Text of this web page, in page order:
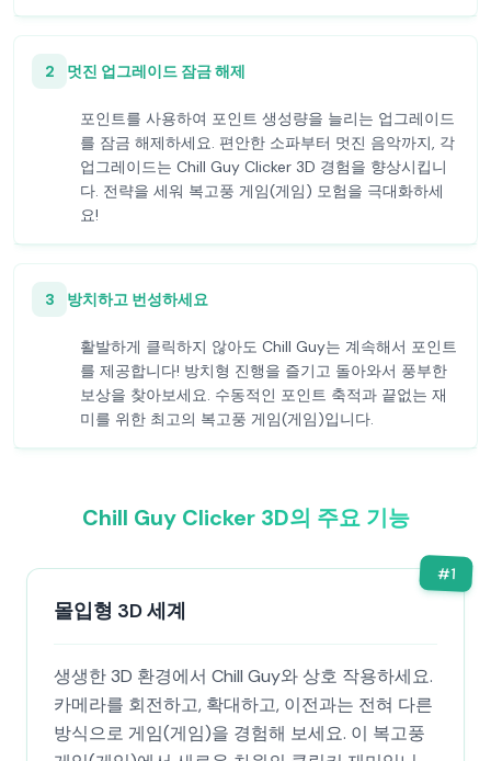
2 멋진 업그레이드 잠금 해제
포인트를 사용하여 포인트 생성량을 늘리는 업그레이드
를 잠금 해제하세요. 편안한 소파부터 멋진 음악까지, 각
업그레이드는 Chill Guy Clicker 3D 경험을 향상시킵니
다. 전략을 세워 복고풍 게임(게임) 모험을 극대화하세
요!
3 방치하고 번성하세요
활발하게 클릭하지 않아도 Chill Guy는 계속해서 포인트
를 제공합니다! 방치형 진행을 즐기고 돌아와서 풍부한
보상을 찾아보세요. 수동적인 포인트 축적과 끝없는 재
미를 위한 최고의 복고풍 게임(게임)입니다.
Chill Guy Clicker 3D의 주요 기능
#1
몰입형 3D 세계
생생한 3D 환경에서 Chill Guy와 상호 작용하세요.
카메라를 회전하고, 확대하고, 이전과는 전혀 다른
방식으로 게임(게임)을 경험해 보세요. 이 복고풍